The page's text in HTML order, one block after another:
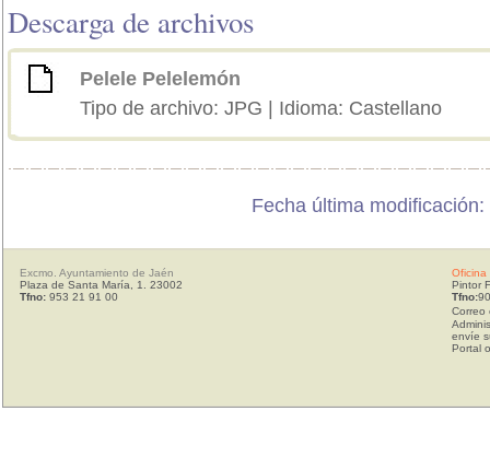
Descarga de archivos
Pelele Pelelemón
Tipo de archivo: JPG | Idioma: Castellano
Fecha última
Excmo. Ayuntamiento de Jaén
Plaza de Santa María, 1. 23002
Tfno: 953 21 91 00
Oficina
Pintor
Tfno:
Correo
envíe
Portal